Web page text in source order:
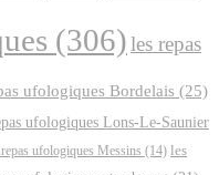
(306)les repas
ufologiques Bordelais (25)
ufologiques Lons-Le-Saunier
ufologiques Messins (14) les